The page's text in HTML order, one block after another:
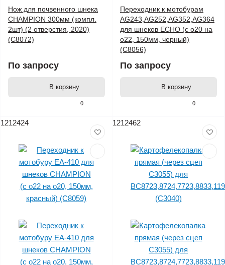
0
Нож для почвенного шнека
CHAMPION 300мм (компл.
2шт) (2 отверстия, 2020)
(C8072)
По запросу
В корзину
0
Переходник к мотобурам
AG243,AG252,AG352,AG364
для шнеков ECHO (с o20 на
o22, 150мм, черный)
(C8056)
По запросу
В корзину
1212424 1212462